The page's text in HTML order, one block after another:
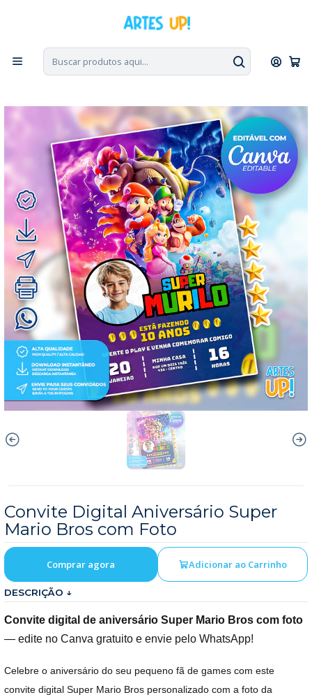
Escolha seu idioma. Change the language. Cambia el
Início Convites Digitais Aniversário Convites com Foto
Convite Digital Aniversário Super Mario Bros com Foto
Convite Digital Aniversário Super
Mario Bros com Foto
Adicionar ao Carrinho
Comprar agora
DESCRIÇÃO ↓
Convite digital de aniversário Super Mario Bros com foto
— edite no Canva gratuito e envie pelo WhatsApp!
Celebre o aniversário do seu pequeno fã de games com este
convite digital Super Mario Bros personalizado com a foto da